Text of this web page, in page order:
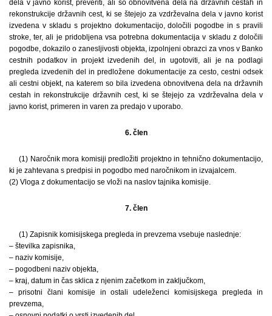
dela v javno korist, preveriti, ali so obnovitvena dela na državnih cestah in
rekonstrukcije državnih cest, ki se štejejo za vzdrževalna dela v javno korist
izvedena v skladu s projektno dokumentacijo, določili pogodbe in s pravili
stroke, ter, ali je pridobljena vsa potrebna dokumentacija v skladu z določili
pogodbe, dokazilo o zanesljivosti objekta, izpolnjeni obrazci za vnos v Banko
cestnih podatkov in projekt izvedenih del, in ugotoviti, ali je na podlagi
pregleda izvedenih del in predložene dokumentacije za cesto, cestni odsek
ali cestni objekt, na katerem so bila izvedena obnovitvena dela na državnih
cestah in rekonstrukcije državnih cest, ki se štejejo za vzdrževalna dela v
javno korist, primeren in varen za predajo v uporabo.
6. člen
(1) Naročnik mora komisiji predložiti projektno in tehnično dokumentacijo,
ki je zahtevana s predpisi in pogodbo med naročnikom in izvajalcem.
(2) Vloga z dokumentacijo se vloži na naslov tajnika komisije.
7. člen
(1) Zapisnik komisijskega pregleda in prevzema vsebuje naslednje:
– številka zapisnika,
– naziv komisije,
– pogodbeni naziv objekta,
– kraj, datum in čas sklica z njenim začetkom in zaključkom,
– prisotni člani komisije in ostali udeleženci komisijskega pregleda in
prevzema,